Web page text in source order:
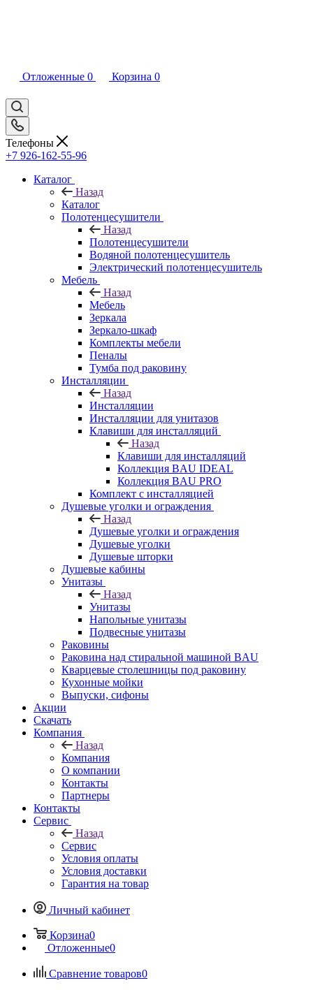
Отложенные 0 Корзина 0
Телефоны
+7 926-162-55-96
Каталог
Назад
Каталог
Полотенцесушители
Назад
Полотенцесушители
Водяной полотенцесушитель
Электрический полотенцесушитель
Мебель
Назад
Мебель
Зеркала
Зеркало-шкаф
Комплекты мебели
Пеналы
Тумба под раковину
Инсталляции
Назад
Инсталляции
Инсталляции для унитазов
Клавиши для инсталляций
Назад
Клавиши для инсталляций
Коллекция BAU IDEAL
Коллекция BAU PRO
Комплект с инсталляцией
Душевые уголки и ограждения
Назад
Душевые уголки и ограждения
Душевые уголки
Душевые шторки
Душевые кабины
Унитазы
Назад
Унитазы
Напольные унитазы
Подвесные унитазы
Раковины
Раковина над стиральной машиной BAU
Кварцевые столешницы под раковину
Кухонные мойки
Выпуски, сифоны
Акции
Скачать
Компания
Назад
Компания
О компании
Контакты
Партнеры
Контакты
Сервис
Назад
Сервис
Условия оплаты
Условия доставки
Гарантия на товар
Личный кабинет
Корзина0
Отложенные0
Сравнение товаров0